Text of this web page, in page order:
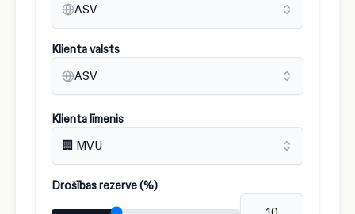
ASV
Klienta valsts
ASV
Klienta līmenis
🏢 MVU
Drošības rezerve (%)